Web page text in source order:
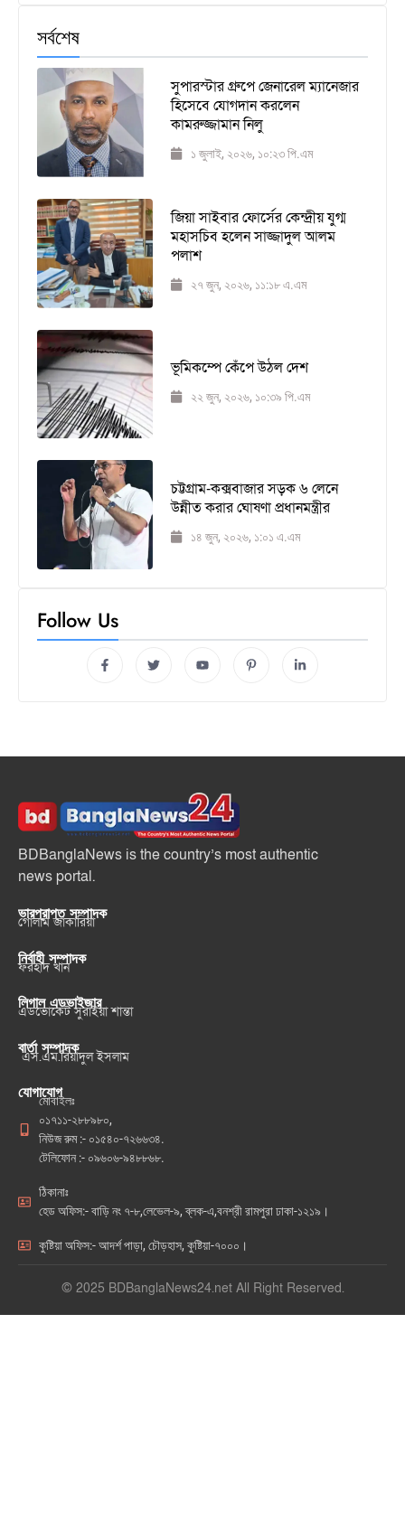
সর্বশেষ
সুপারস্টার গ্রুপে জেনারেল ম্যানেজার
হিসেবে যোগদান করলেন
কামরুজ্জামান নিলু
১ জুলাই, ২০২৬, ১০:২৩ পি.এম
জিয়া সাইবার ফোর্সের কেন্দ্রীয় যুগ্ম
মহাসচিব হলেন সাজ্জাদুল আলম
পলাশ
২৭ জুন, ২০২৬, ১১:১৮ এ.এম
ভূমিকম্পে কেঁপে উঠল দেশ
২২ জুন, ২০২৬, ১০:৩৯ পি.এম
চট্টগ্রাম-কক্সবাজার সড়ক ৬ লেনে
উন্নীত করার ঘোষণা প্রধানমন্ত্রীর
১৪ জুন, ২০২৬, ১:০১ এ.এম
Follow Us
BDBanglaNews is the country’s most authentic
news portal.
ভারপ্রাপ্ত সম্পাদক
গোলাম জাকারিয়া
নির্বাহী সম্পাদক
ফরহাদ খান
লিগাল এডভাইজার
এডভোকেট সুরাইয়া শান্তা
বার্তা সম্পাদক
এস.এম.রিয়াদুল ইসলাম
যোগাযোগ
মোবাইলঃ
০১৭১১-২৮৮৯৮০,
নিউজ রুম :- ০১৫৪০-৭২৬৬৩৪.
টেলিফোন :- ০৯৬০৬-৯৪৮৮৬৮.
ঠিকানাঃ
হেড অফিস:- বাড়ি নং ৭-৮,লেভেল-৯, ব্লক-এ,বনশ্রী রামপুরা ঢাকা-১২১৯।
কুষ্টিয়া অফিস:- আদর্শ পাড়া, চৌড়হাস, কুষ্টিয়া-৭০০০।
© 2025 BDBanglaNews24.net All Right Reserved.